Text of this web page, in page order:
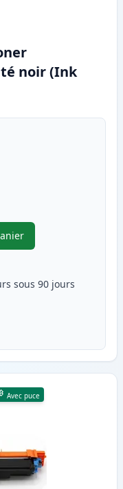
noir (Ink
TN247 (TN243)
sous 90 jours
Avec puce